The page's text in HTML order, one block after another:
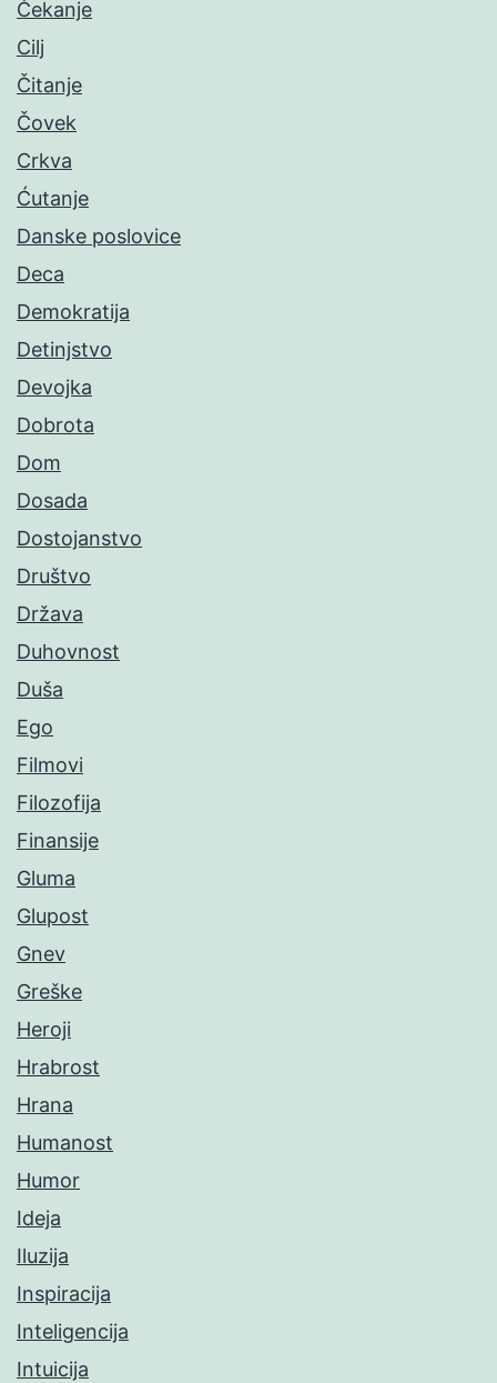
Čekanje
Cilj
Čitanje
Čovek
Crkva
Ćutanje
Danske poslovice
Deca
Demokratija
Detinjstvo
Devojka
Dobrota
Dom
Dosada
Dostojanstvo
Društvo
Država
Duhovnost
Duša
Ego
Filmovi
Filozofija
Finansije
Gluma
Glupost
Gnev
Greške
Heroji
Hrabrost
Hrana
Humanost
Humor
Ideja
Iluzija
Inspiracija
Inteligencija
Intuicija